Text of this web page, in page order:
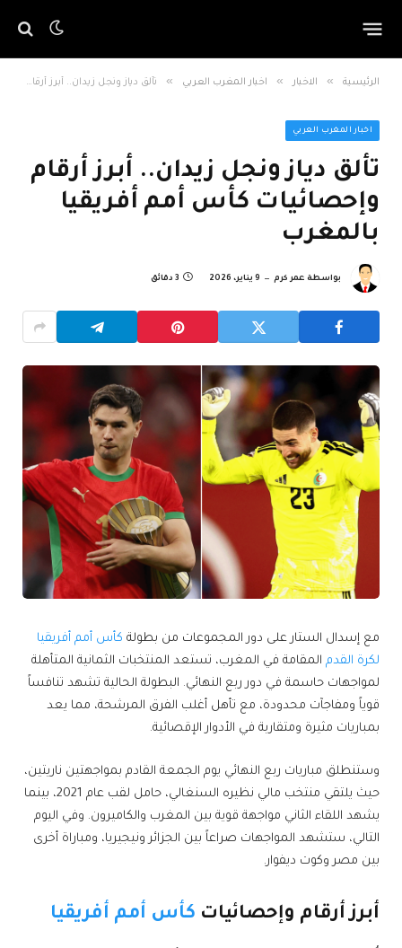
الرئيسية » الاخبار » اخبار المغرب العربي » تألق دياز ونجل زيدان.. أبرز أرقام وإحصائيات كأس أمم أفريقيا بالمغرب
اخبار المغرب العربي
تألق دياز ونجل زيدان.. أبرز أرقام
وإحصائيات كأس أمم أفريقيا
بالمغرب
بواسطة عمر كرم 9 يناير، 2026 3 دقائق
مع إسدال الستار على دور المجموعات من بطولة كأس أمم أفريقيا
لكرة القدم المقامة في المغرب، تستعد المنتخبات الثمانية المتأهلة
لمواجهات حاسمة في دور ربع النهائي. البطولة الحالية تشهد تنافساً
قوياً ومفاجآت محدودة، مع تأهل أغلب الفرق المرشحة، مما يعد
بمباريات مثيرة ومتقاربة في الأدوار الإقصائية.
وستنطلق مباريات ربع النهائي يوم الجمعة القادم بمواجهتين ناريتين،
حيث يلتقي منتخب مالي نظيره السنغالي، حامل لقب عام 2021، بينما
يشهد اللقاء الثاني مواجهة قوية بين المغرب والكاميرون. وفي اليوم
التالي، ستشهد المواجهات صراعاً بين الجزائر ونيجيريا، ومباراة أخرى
بين مصر وكوت ديفوار.
أبرز أرقام وإحصائيات كأس أمم أفريقيا